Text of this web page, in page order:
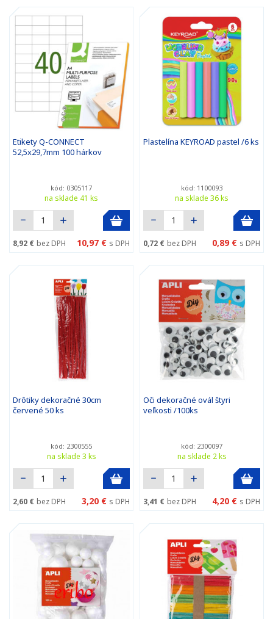
Etikety Q-CONNECT
52,5x29,7mm 100 hárkov
kód: 0305117
na sklade 41 ks
8,92 € bez DPH 10,97 € s DPH
Plastelína KEYROAD pastel /6 ks
kód: 1100093
na sklade 36 ks
0,72 € bez DPH 0,89 € s DPH
Drôtiky dekoračné 30cm
červené 50 ks
kód: 2300555
na sklade 3 ks
2,60 € bez DPH 3,20 € s DPH
Oči dekoračné ovál štyri
veľkosti /100ks
kód: 2300097
na sklade 2 ks
3,41 € bez DPH 4,20 € s DPH